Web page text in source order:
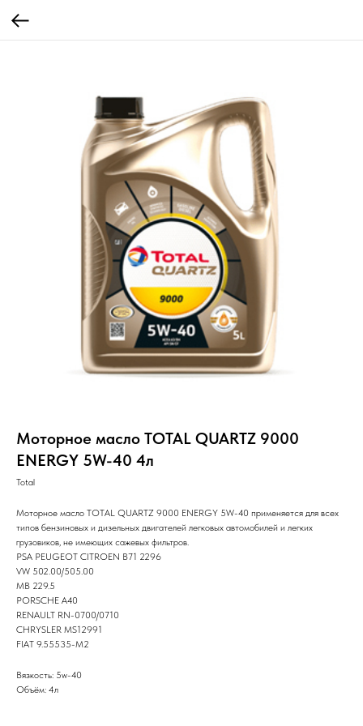
Моторное масло TOTAL QUARTZ 9000
ENERGY 5W-40 4л
Total
Моторное масло TOTAL QUARTZ 9000 ENERGY 5W-40 применяется для всех
типов бензиновых и дизельных двигателей легковых автомобилей и легких
грузовиков, не имеющих сажевых фильтров.
PSA PEUGEOT CITROEN B71 2296
VW 502.00/505.00
MB 229.5
PORSCHE A40
RENAULT RN-0700/0710
CHRYSLER MS12991
FIAT 9.55535-M2
Вязкость: 5w-40
Объём: 4л